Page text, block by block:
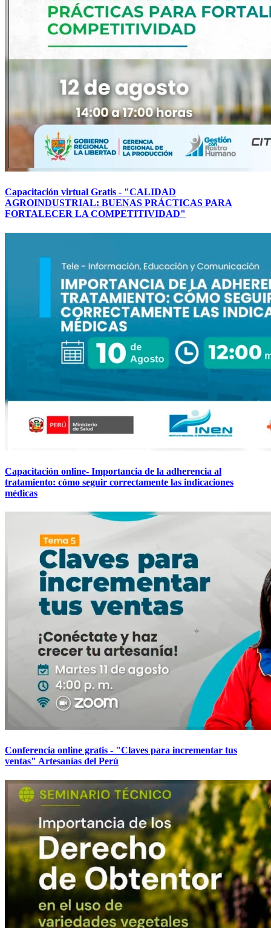
Capacitación virtual Gratis - "CALIDAD
AGROINDUSTRIAL: BUENAS PRÁCTICAS PARA
FORTALECER LA COMPETITIVIDAD"
Capacitación online- Importancia de la adherencia al
tratamiento: cómo seguir correctamente las indicaciones
médicas
Conferencia online gratis - "Claves para incrementar tus
ventas" Artesanías del Perú